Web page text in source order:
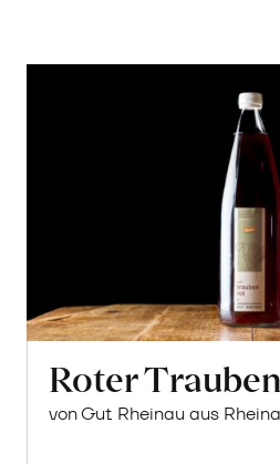
Roter
von Gut Rheinau aus